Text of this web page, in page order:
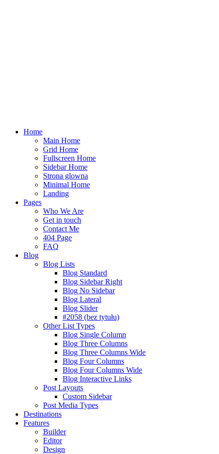
Home
Main Home
Grid Home
Fullscreen Home
Sidebar Home
Strona glowna
Minimal Home
Landing
Pages
Who We Are
Get in touch
Contact Me
404 Page
FAQ
Blog
Blog Lists
Blog Standard
Blog Sidebar Right
Blog No Sidebar
Blog Lateral
Blog Slider
#2058 (bez tytułu)
Other List Types
Blog Single Column
Blog Three Columns
Blog Three Columns Wide
Blog Four Columns
Blog Four Columns Wide
Blog Interactive Links
Post Layouts
Custom Sidebar
Post Media Types
Destinations
Features
Builder
Editor
Design